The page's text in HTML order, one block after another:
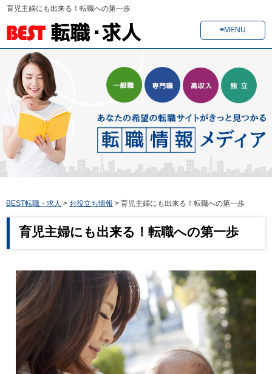
育児主婦にも出来る！転職への第一歩
≡MENU
BEST転職・求人 > お役立ち情報 > 育児主婦にも出来る！転職への第一歩
育児主婦にも出来る！転職への第一歩